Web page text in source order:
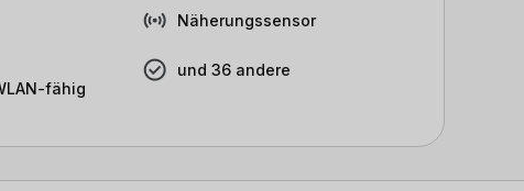
fähig
Näherungssensor
und 36 andere